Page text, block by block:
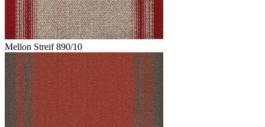
Mellon Streif 890/10